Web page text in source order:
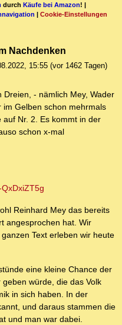
durch Käufe bei Amazon! |
| Cookie-Einstellungen
Nachdenken
15:55 (vor 1462 Tagen)
- nämlich Mey, Wader
Gelben schon mehrmals
Nr. 2. Es kommt in der
schon x-mal
Reinhard Mey das bereits
angesprochen hat. Wir
Text erleben wir heute
eine kleine Chance der
würde, die das Volk
in sich haben. In der
und daraus stammen die
und man war dabei.